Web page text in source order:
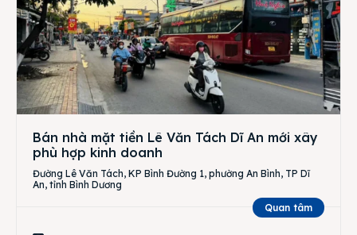
Bán nhà mặt tiền Lê Văn Tách Dĩ An mới xây
phù hợp kinh doanh
Đường Lê Văn Tách, KP Bình Đường 1, phường An Bình, TP Dĩ
An, tỉnh Bình Dương
Quan tâm